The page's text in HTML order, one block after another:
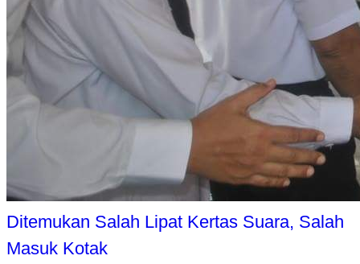
Ditemukan Salah Lipat Kertas Suara, Salah
Masuk Kotak